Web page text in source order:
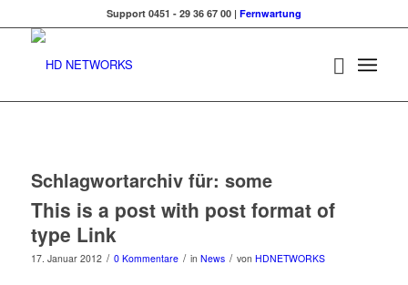
Support 0451 - 29 36 67 00 | Fernwartung
Schlagwortarchiv für: some
This is a post with post format of
type Link
17. Januar 2012 / 0 Kommentare / in News / von HDNETWORKS